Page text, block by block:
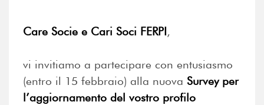
Care Socie e Cari Soci FERPI,
vi invitiamo a partecipare con entusiasmo
(entro il 15 febbraio) alla nuova Survey per
l’aggiornamento del vostro profilo